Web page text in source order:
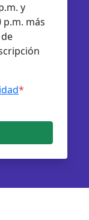
y
p.m. más
*